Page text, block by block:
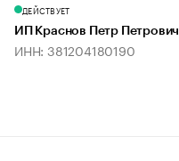
ДЕЙСТВУЕТ
ИП Краснов Петр Петрович
ИНН: 381204180190